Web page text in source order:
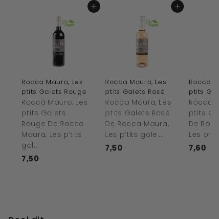
In winkelwagen
Rocca Maura, Les
ptits Galets Rouge
Rocca Maura, Les
ptits Galets
Rouge De Rocca
Maura, Les p’tits
gal...
7,50
In winkelwagen
Rocca Maura, Les
ptits Galets Rosé
Rocca Maura, Les
ptits Galets Rosé
De Rocca Maura,
Les p’tits gale...
7,50
Rocca
ptits
Rocca
ptits
De
Les
7,60